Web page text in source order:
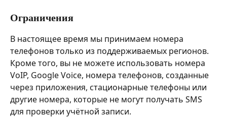
Ограничения
В настоящее время мы принимаем номера
телефонов только из поддерживаемых регионов.
Кроме того, вы не можете использовать номера
VoIP, Google Voice, номера телефонов, созданные
через приложения, стационарные телефоны или
другие номера, которые не могут получать SMS
для проверки учётной записи.